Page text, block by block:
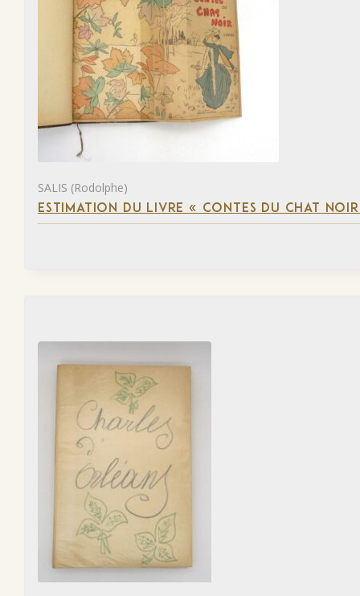
SALIS (Rodolphe)
ESTIMATION DU LIVRE « CONTES DU CHAT